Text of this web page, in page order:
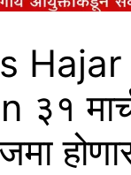
Hajar